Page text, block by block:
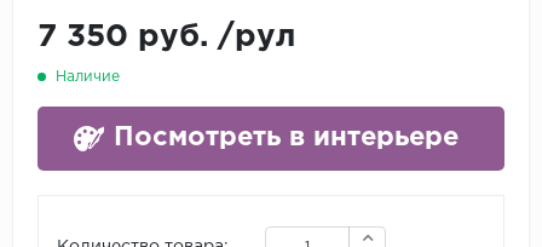
7 350 руб. /рул
Наличие
Посмотреть в интерьере